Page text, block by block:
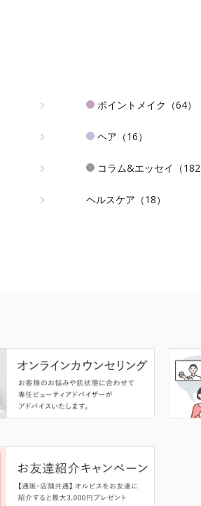
ポイントメイク（64）
ヘア（16）
コラム&エッセイ（182
ヘルスケア（18）